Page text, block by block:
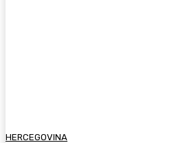
HERCEGOVINA